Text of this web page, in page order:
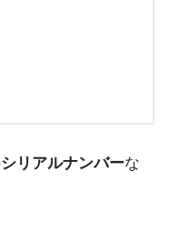
シリアルナンバーな